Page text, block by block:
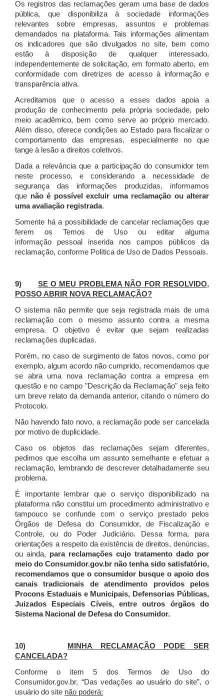
Os registros das reclamações geram uma base de dados
pública, que disponibiliza à sociedade informações
relevantes sobre empresas, assuntos e problemas
demandados na plataforma. Tais informações alimentam
os indicadores que são divulgados no site, bem como
estão à disposição de qualquer interessado,
independentemente de solicitação, em formato aberto, em
conformidade com diretrizes de acesso à informação e
transparência ativa.
Acreditamos que o acesso a esses dados apoia a
produção de conhecimento pela própria sociedade, pelo
meio acadêmico, bem como serve ao próprio mercado.
Além disso, oferece condições ao Estado para fiscalizar o
comportamento das empresas, especialmente no que
tange à lesão a direitos coletivos.
Dada a relevância que a participação do consumidor tem
neste processo, e considerando a necessidade de
segurança das informações produzidas, informamos
que não é possível excluir uma reclamação ou alterar
uma avaliação registrada.
Somente há a possibilidade de cancelar reclamações que
ferem os Temos de Uso ou editar alguma
informação pessoal inserida nos campos públicos da
reclamação, conforme Política de Uso de Dados Pessoais.
9) SE O MEU PROBLEMA NÃO FOR RESOLVIDO,
POSSO ABRIR NOVA RECLAMAÇÃO?
O sistema não permite que seja registrada mais de uma
reclamação com o mesmo assunto contra a mesma
empresa. O objetivo é evitar que sejam realizadas
reclamações duplicadas.
Porém, no caso de surgimento de fatos novos, como por
exemplo, algum acordo não cumprido, recomendamos que
se abra uma nova reclamação contra a empresa em
questão e no campo "Descrição da Reclamação" seja feito
um breve relato da demanda anterior, citando o número do
Protocolo.
Não havendo fato novo, a reclamação pode ser cancelada
por motivo de duplicidade.
Caso os objetos das reclamações sejam diferentes,
pedimos que escolha um assunto semelhante e efetuar a
reclamação, lembrando de descrever detalhadamente seu
problema.
É importante lembrar que o serviço disponibilizado na
plataforma não constitui um procedimento administrativo e
tampouco se confunde com o serviço prestado pelos
Órgãos de Defesa do Consumidor, de Fiscalização e
Controle, ou do Poder Judiciário. Dessa forma, para
orientações a respeito da existência de direitos, denúncias,
ou ainda, para reclamações cujo tratamento dado por
meio do Consumidor.gov.br não tenha sido satisfatório,
recomendamos que o consumidor busque o apoio dos
canais tradicionais de atendimento providos pelos
Procons Estaduais e Municipais, Defensorias Públicas,
Juizados Especiais Cíveis, entre outros órgãos do
Sistema Nacional de Defesa do Consumidor.
10)
MINHA RECLAMAÇÃO PODE SER
CANCELADA?
Conforme o item 5 dos Termos de Uso do
Consumidor.gov.br, “Das vedações ao usuário do site”, o
usuário do site não poderá: